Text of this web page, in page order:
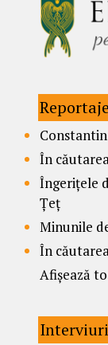
Reportaje
În
Îngerițele
Țeț
Minunile
În
Afișează
Interviuri